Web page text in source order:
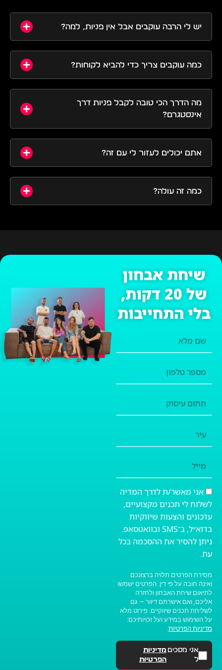
יש לי הרבה עוקבים אבל אין פניות, למה?
כמה עוקבים צריך כדי להביא לקוחות?
מה הדרך הכי טובה לקבל פניות דרך
אינסטגרם?
אתם יכולים לעזור לי עם זה?
כמה זה עולה?
שיחת אבחון
של 20 דקות,
בלי התחייבות
מלא
טלפון
עיסוק
אני מאשר/ת לדרך המדיה
לשלוח לי תכנים מקצועיים,
עדכונים והצעות שיווקיות
בדוא״ל, ב־SMS ובוואטסאפ.
ניתן להסיר את ההסכמה בכל
עת.
מסירת הפרטים תלויה ברצונכם
ואינה חובה על פי דין. הפרטים ישמשו
לתיאום שיחת האבחון ולחזרה
אליכם, ואם אישרתם דיוור — גם
לשליחת תכנים שיווקיים. פירוט מלא
על השימוש במידע ועל זכויותיכם:
מדיניות הפרטיות.
אני מסכים
ל
מדיניות
הפרטיות